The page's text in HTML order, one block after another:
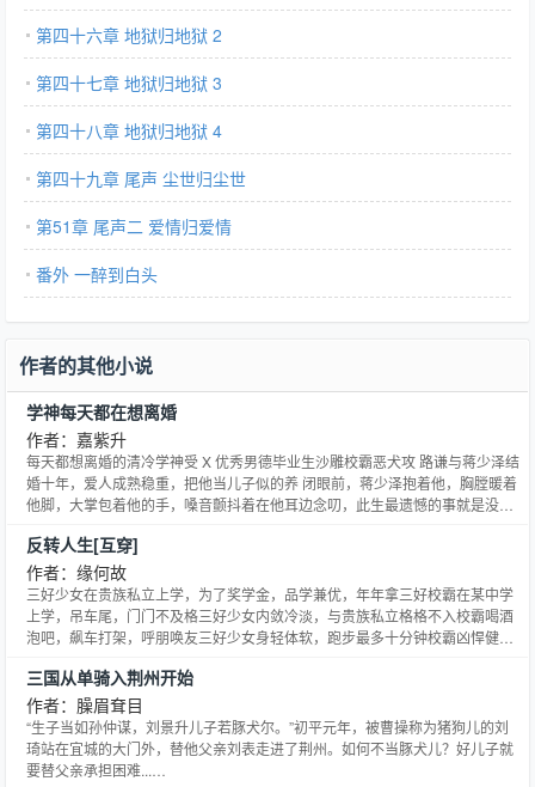
第四十六章 地狱归地狱 2
第四十七章 地狱归地狱 3
第四十八章 地狱归地狱 4
第四十九章 尾声 尘世归尘世
第51章 尾声二 爱情归爱情
番外 一醉到白头
作者的其他小说
学神每天都在想离婚
作者：嘉紫升
每天都想离婚的清冷学神受 X 优秀男德毕业生沙雕校霸恶犬攻 路谦与蒋少泽结
婚十年，爱人成熟稳重，把他当儿子似的养 闭眼前，蒋少泽抱着他，胸膛暖着
他脚，大掌包着他的手，嗓音颤抖着在他耳边念叨，此生最遗憾的事就是没有
刚18岁的爱人 结果在校门口遇到了短寸削到头皮，校服懒散搭在肩上，眉眼都
是锐气的少年 对方停在他身前，挑眉：滚开。 路谦：... 这婚没法结了 -- 八中
来了个学神，入学头一天就惹上了第一恶霸蒋少泽，八班学生都觉得他完了 某
天，学神抱着资料从门口路过，开小差的蒋恶霸扫过发角湿润的少年，咬牙切
齿地叫住他：路谦--你给我站住，你头发怎么是湿的！ 八班：？？？这是找茬
这头恶犬怒着脸从书桌里扒拉出来条毛巾，追出去把人怼墙上一点点儿把头发
丝都擦干了，还骂骂咧咧：md，老子说了一万遍了，再管你我就不是人！ 八
班：...啊这 后来，体育课上 校霸超别人一圈跑完两千米，转头冲到起跑线把第
二批做预备的学神抄手抱起就跑，满操场都是蒋少泽死皮赖脸的：我抱你跑还
不成吗少爷？知道老子我身价多高吗，还乱动！ 八班＆1-20班：...靠，不对
反转人生[互穿]
作者：缘何故
三好少女在贵族私立上学，为了奖学金，品学兼优，年年拿三好校霸在某中学
上学，吊车尾，门门不及格三好少女内敛冷淡，与贵族私立格格不入校霸喝酒
泡吧，飙车打架，呼朋唤友三好少女身轻体软，跑步最多十分钟校霸凶悍健
一不小心，灵魂互换他们意识到，对方似乎很轻易就能把生活，过成自己梦想
中的样子。被太妹们堵在厕所的女体校霸：“…………”【转身壁咚】被吊车尾
朋友们叫住打牌的男体三好少女：“……”【我来给大家补习吧】
三国从单骑入荆州开始
作者：臊眉耷目
“生子当如孙仲谋，刘景升儿子若豚犬尔。”初平元年，被曹操称为猪狗儿的刘
琦站在宜城的大门外，替他父亲刘表走进了荆州。如何不当豚犬儿？好儿子就
要替父亲承担困难...…